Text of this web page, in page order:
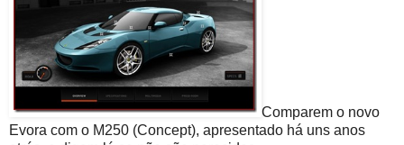
Comparem o novo
Evora com o M250 (Concept), apresentado há uns anos